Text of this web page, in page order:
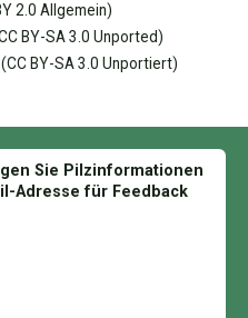
2.0 Allgemein)
BY-SA 3.0 Unported)
(CC BY-SA 3.0 Unportiert)